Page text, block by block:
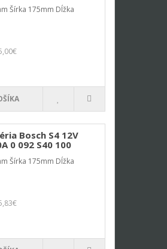
Šírka 175mm Dĺžka
Bosch S4 12V
0 092 S40 100
Šírka 175mm Dĺžka